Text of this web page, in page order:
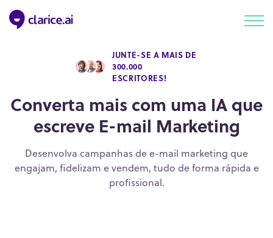
JUNTE-SE A MAIS DE
300.000
ESCRITORES!
Converta mais com uma IA que
escreve E-mail Marketing
Desenvolva campanhas de e-mail marketing que
engajam, fidelizam e vendem, tudo de forma rápida e
profissional.